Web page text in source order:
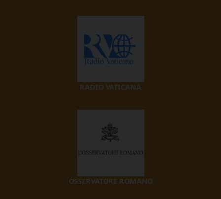
RADIO VATICANA
OSSERVATORE ROMANO